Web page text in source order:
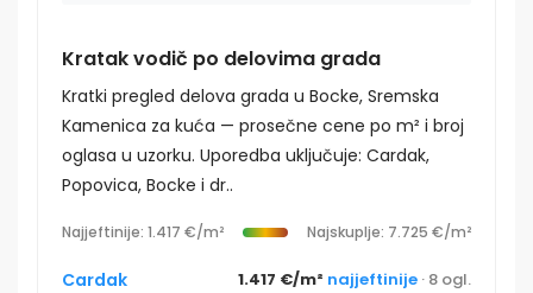
Kratak vodič po delovima grada
Kratki pregled delova grada u Bocke, Sremska
Kamenica za kuća — prosečne cene po m² i broj
oglasa u uzorku. Uporedba uključuje: Cardak,
Popovica, Bocke i dr..
Najjeftinije: 1.417 €/m² Najskuplje: 7.725 €/m²
Cardak 1.417 €/m² najjeftinije · 8 ogl.